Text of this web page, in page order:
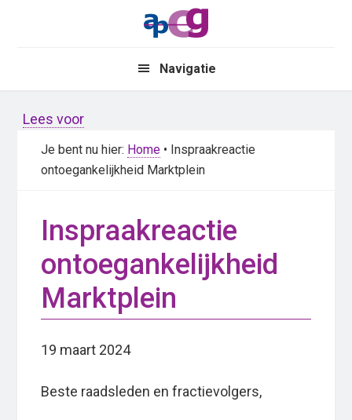
Navigatie
Lees voor
Je bent nu hier: Home • Inspraakreactie
ontoegankelijkheid Marktplein
Inspraakreactie
ontoegankelijkheid
Marktplein
19 maart 2024
Beste raadsleden en fractievolgers,